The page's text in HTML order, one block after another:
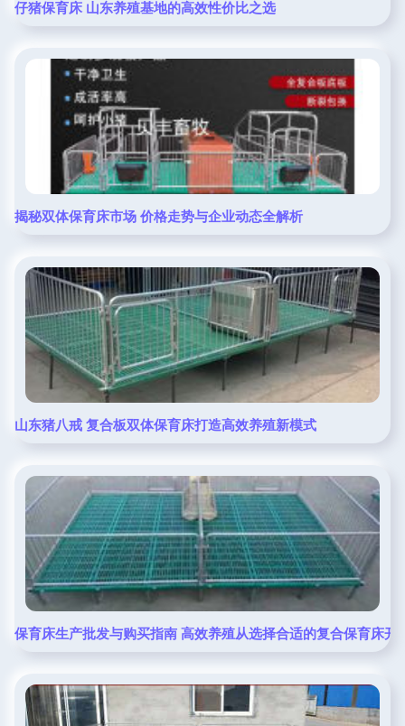
仔猪保育床 山东养殖基地的高效性价比之选
揭秘双体保育床市场 价格走势与企业动态全解析
山东猪八戒 复合板双体保育床打造高效养殖新模式
保育床生产批发与购买指南 高效养殖从选择合适的复合保育床开